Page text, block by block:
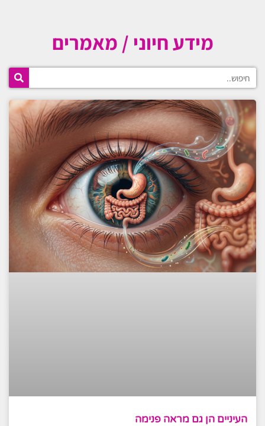
מידע חיוני / מאמרים
חיפוש
העיניים הן גם מראה פנימה
עמודעמודעמוד עמוד